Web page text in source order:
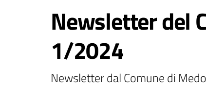
Newsletter del
1/2024
Newsletter dal Comune di